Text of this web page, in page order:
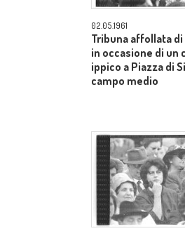
02.05.1961
Tribuna affollata
in occasione di un
ippico a Piazza di
campo medio